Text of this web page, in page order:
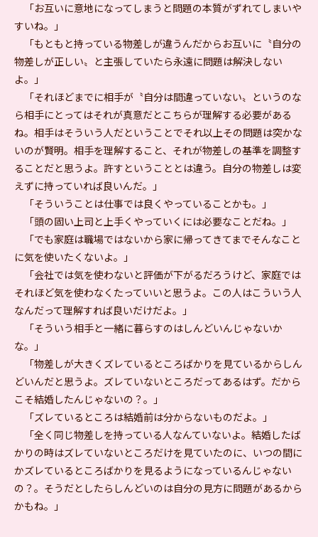
「お互いに意地になってしまうと問題の本質がずれてしまいや
すいね。」
「もともと持っている物差しが違うんだからお互いに〝自分の
物差しが正しい〟と主張していたら永遠に問題は解決しない
よ。」
「それほどまでに相手が〝自分は間違っていない〟というのな
ら相手にとってはそれが真意だとこちらが理解する必要がある
ね。相手はそういう人だということでそれ以上その問題は突かな
いのが賢明。相手を理解すること、それが物差しの基準を調整す
ることだと思うよ。許すということとは違う。自分の物差しは変
えずに持っていれば良いんだ。」
「そういうことは仕事では良くやっていることかも。」
「頭の固い上司と上手くやっていくには必要なことだね。」
「でも家庭は職場ではないから家に帰ってきてまでそんなこと
に気を使いたくないよ。」
「会社では気を使わないと評価が下がるだろうけど、家庭では
それほど気を使わなくたっていいと思うよ。この人はこういう人
なんだって理解すれば良いだけだよ。」
「そういう相手と一緒に暮らすのはしんどいんじゃないか
な。」
「物差しが大きくズレているところばかりを見ているからしん
どいんだと思うよ。ズレていないところだってあるはず。だから
こそ結婚したんじゃないの？。」
「ズレているところは結婚前は分からないものだよ。」
「全く同じ物差しを持っている人なんていないよ。結婚したば
かりの時はズレていないところだけを見ていたのに、いつの間に
かズレているところばかりを見るようになっているんじゃない
の？。そうだとしたらしんどいのは自分の見方に問題があるから
かもね。」